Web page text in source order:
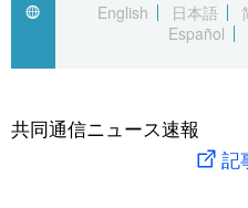
English
日本語
Español
共同通信ニュース速報
記